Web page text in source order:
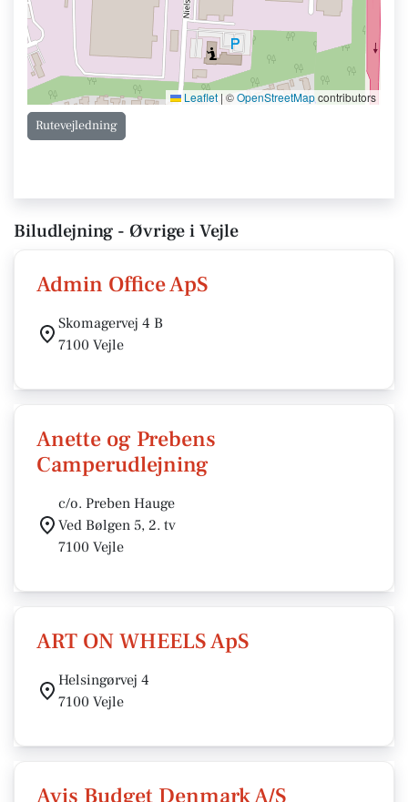
Leaflet | ©OpenStreetMapcontributors
Rutevejledning
Biludlejning - Øvrige i Vejle
Admin Office ApS
Skomagervej 4 B
7100 Vejle
Anette og Prebens
Camperudlejning
c/o. Preben Hauge
Ved Bølgen 5, 2. tv
7100 Vejle
ART ON WHEELS ApS
Helsingørvej 4
7100 Vejle
Avis Budget Denmark A/S